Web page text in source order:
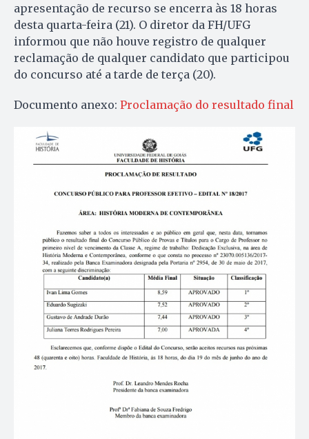
apresentação de recurso se encerra às 18 horas
desta quarta-feira (21). O diretor da FH/UFG
informou que não houve registro de qualquer
reclamação de qualquer candidato que participou
do concurso até a tarde de terça (20).
Documento anexo: Proclamação do resultado final